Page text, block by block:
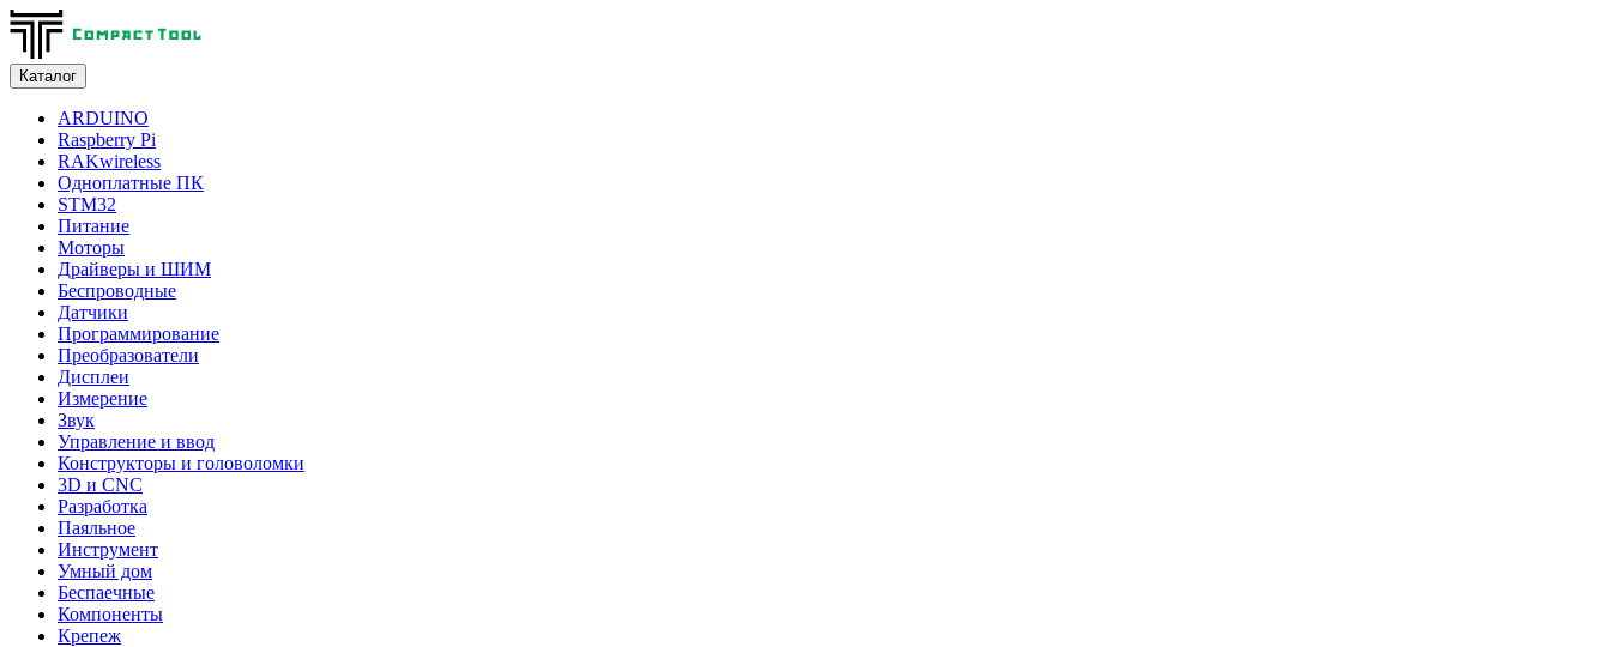
Каталог
ARDUINO
Raspberry Pi
RAKwireless
Одноплатные ПК
STM32
Питание
Моторы
Драйверы и ШИМ
Беспроводные
Датчики
Программирование
Преобразователи
Дисплеи
Измерение
Звук
Управление и ввод
Конструкторы и головоломки
3D и CNC
Разработка
Паяльное
Инструмент
Умный дом
Беспаечные
Компоненты
Крепеж